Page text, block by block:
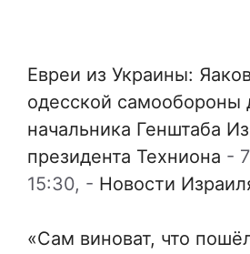
Евреи из Украины:
одесской самообороны
начальника Генштаба
президента Техниона -
15:30, - Новости
«Сам виноват, что